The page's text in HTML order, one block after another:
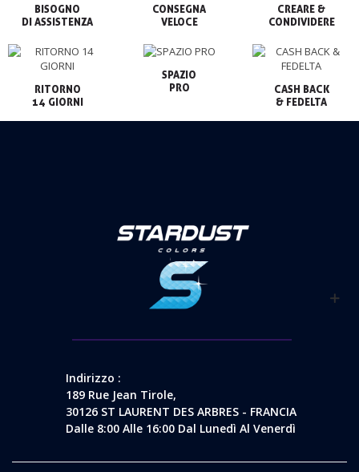
BISOGNO
CONSEGNA
VELOCE
CREARE &
CONDIVIDERE
RITORNO
14 GIORNI
SPAZIO
PRO
CASH BACK
& FEDELTA
Indirizzo :
189 Rue Jean Tirole,
30126 ST LAURENT DES ARBRES - FRANCIA
Dalle 8:00 Alle 16:00 Dal Lunedì Al Venerdì